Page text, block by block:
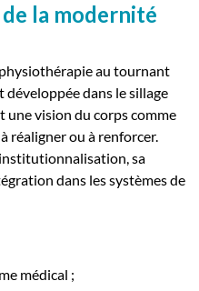
la modernité
au tournant
développée dans le sillage
une vision du corps comme
réaligner ou à renforcer.
sa
dans les systèmes de
médical ;